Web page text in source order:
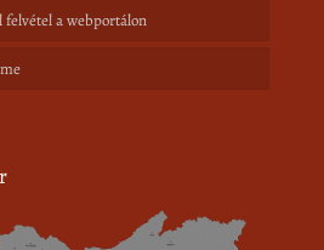
a webportálon